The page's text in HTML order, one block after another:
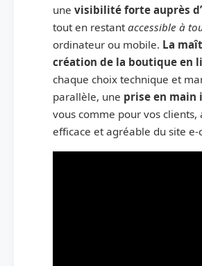
une visibilité forte auprès
tout en restant accessible à
ordinateur ou mobile. La
création de la boutique en
chaque choix technique et
parallèle, une prise en
vous comme pour vos clients,
efficace et agréable du site e-